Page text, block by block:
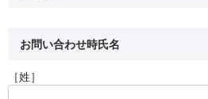
お問い合わせ時氏名
［姓］